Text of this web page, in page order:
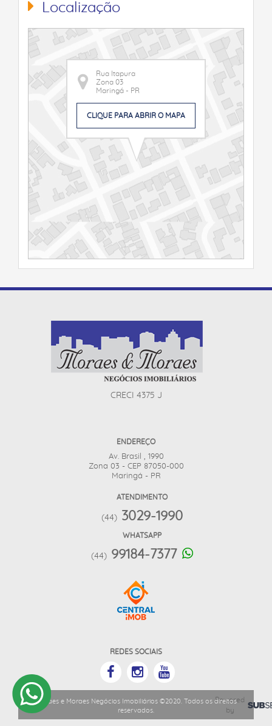
Localização
Rua Itapura
Zona 03
Maringá - PR
CLIQUE PARA ABRIR O MAPA
CRECI 4375 J
ENDEREÇO
Av. Brasil , 1990
Zona 03 - CEP 87050-000
Maringá - PR
ATENDIMENTO
(44) 3029-1990
WHATSAPP
(44) 99184-7377
REDES SOCIAIS
Moraes e Moraes Negócios Imobiliários ©2020. Todos os direitos
reservados.
Powered
by